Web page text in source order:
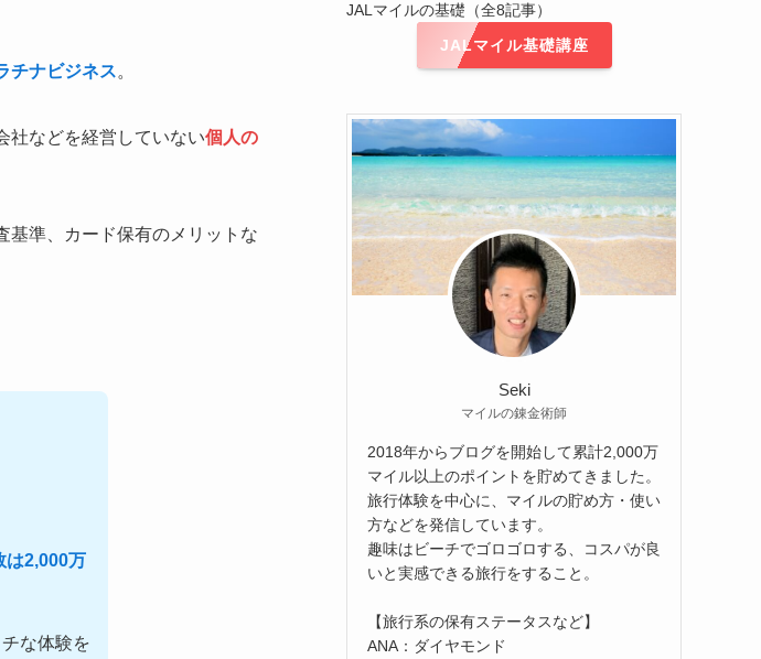
チナビジネス。
社などを経営していない個人の
基準、カード保有のメリットな
は2,000万
な体験を
JALマイルの基礎（全8記事）
JALマイル基礎講座
Seki
マイルの錬金術師
2018年からブログを開始して累計2,000万
マイル以上のポイントを貯めてきました。
旅行体験を中心に、マイルの貯め方・使い
方などを発信しています。
趣味はビーチでゴロゴロする、コスパが良
いと実感できる旅行をすること。
【旅行系の保有ステータスなど】
ANA：ダイヤモンド